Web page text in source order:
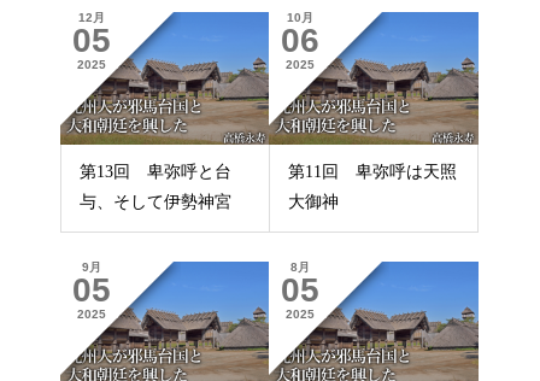
12月
05
2025
第13回 卑弥呼と台
与、そして伊勢神宮
10月
06
2025
第11回 卑弥呼は天照
大御神
9月
05
2025
8月
05
2025